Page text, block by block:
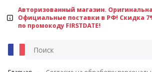
Авторизованный магазин.
Официальные поставки в РФ! Скидка
по промокоду FIRSTDATE!